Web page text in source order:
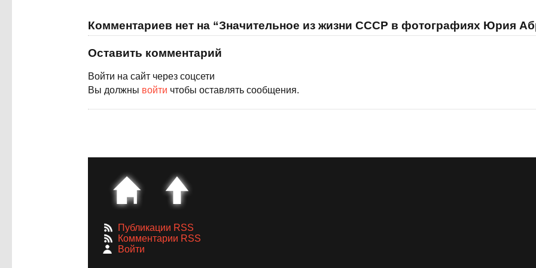
Комментариев нет на “Значительное из жизни СССР в фотографиях Юрия
Оставить комментарий
Войти на сайт через соцсети
Вы должны войти чтобы оставлять сообщения.
Публикации RSS
Комментарии RSS
Войти